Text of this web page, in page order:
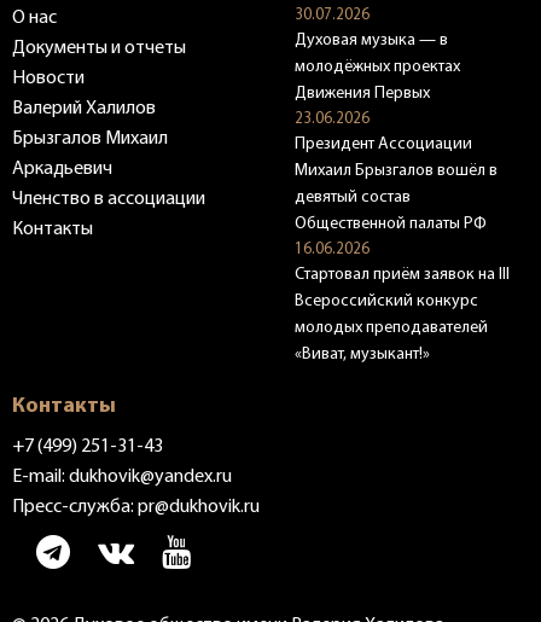
О нас
Документы и отчеты
Новости
Валерий Халилов
Брызгалов Михаил
Аркадьевич
Членство в ассоциации
Контакты
30.07.2026
Духовая музыка — в
молодёжных проектах
Движения Первых
23.06.2026
Президент Ассоциации
Михаил Брызгалов вошёл в
девятый состав
Общественной палаты РФ
16.06.2026
Стартовал приём заявок на III
Всероссийский конкурс
молодых преподавателей
«Виват, музыкант!»
Контакты
+7 (499) 251-31-43
E-mail: dukhovik@yandex.ru
Пресс-служба: pr@dukhovik.ru